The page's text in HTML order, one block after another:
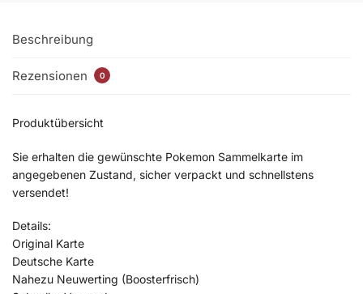
Beschreibung
Rezensionen 0
Produktübersicht
Sie erhalten die gewünschte Pokemon Sammelkarte im
angegebenen Zustand, sicher verpackt und schnellstens
versendet!
Details:
Original Karte
Deutsche Karte
Nahezu Neuwerting (Boosterfrisch)